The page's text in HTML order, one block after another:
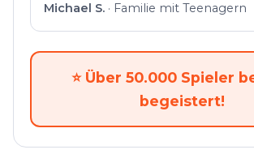
Michael S. · Familie mit Teenagern
⭐ Über 50.000 Spieler
begeistert!